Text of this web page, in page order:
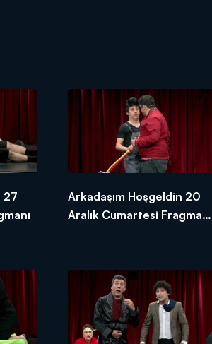
27
Arkadaşım Hoşgeldin 20
Aralık Cumartesi Fragmanı